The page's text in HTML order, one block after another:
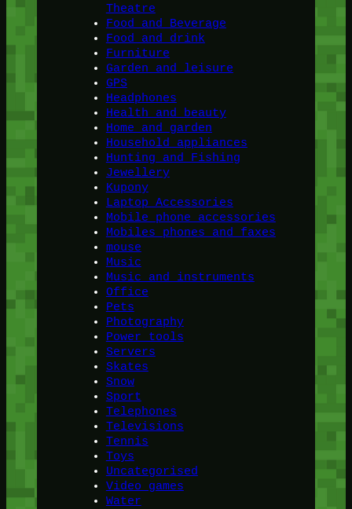
Theatre
Food and Beverage
Food and drink
Furniture
Garden and leisure
GPS
Headphones
Health and beauty
Home and garden
Household appliances
Hunting and Fishing
Jewellery
Kupony
Laptop Accessories
Mobile phone accessories
Mobiles phones and faxes
mouse
Music
Music and instruments
Office
Pets
Photography
Power tools
Servers
Skates
Snow
Sport
Telephones
Televisions
Tennis
Toys
Uncategorised
Video games
Water